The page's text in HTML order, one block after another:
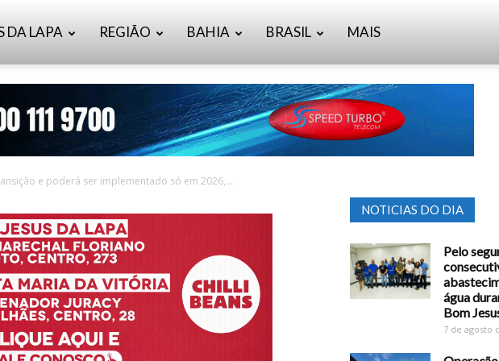
DA LAPA REGIÃO BAHIA BRASIL MAIS
e poderá ser implementado só em 2026,...
NOTICIAS DO DIA
Pelo
água
Bom
7 de agosto